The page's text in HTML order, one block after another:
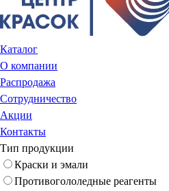
Каталог
О компании
Распродажа
Сотрудничество
Акции
Контакты
Тип продукции
Краски и эмали
Противогололедные реагенты